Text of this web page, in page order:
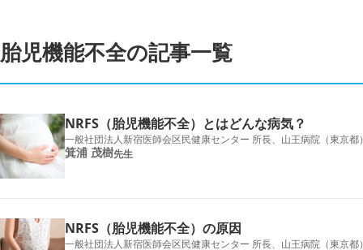
胎児機能不全の記事一覧
NRFS（胎児機能不全）とはどんな病気？
一般社団法人新宿医師会区民健康センター 所長、山王病院（東京
箕浦 茂樹先生
NRFS（胎児機能不全）の原因
一般社団法人新宿医師会区民健康センター 所長、山王病院（東京